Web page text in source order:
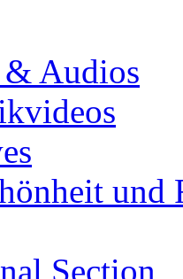
Audios
und
Section